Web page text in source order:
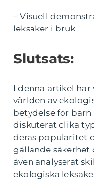
– Visuell
leksaker i bruk
Slutsats:
I denna artikel
världen av
betydelse för
diskuterat olika
deras popularitet
gällande säkerhet
även analyserat
ekologiska